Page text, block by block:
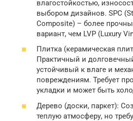
влагостойкостью,
выбором дизайнов. SPC
Composite) – более
вариант, чем LVP (Luxury
Плитка (керамическая
Практичный и
устойчивый к влаге и
повреждениям. Требует
укладки и может быть
Дерево (доски, паркет):
теплую атмосферу, но